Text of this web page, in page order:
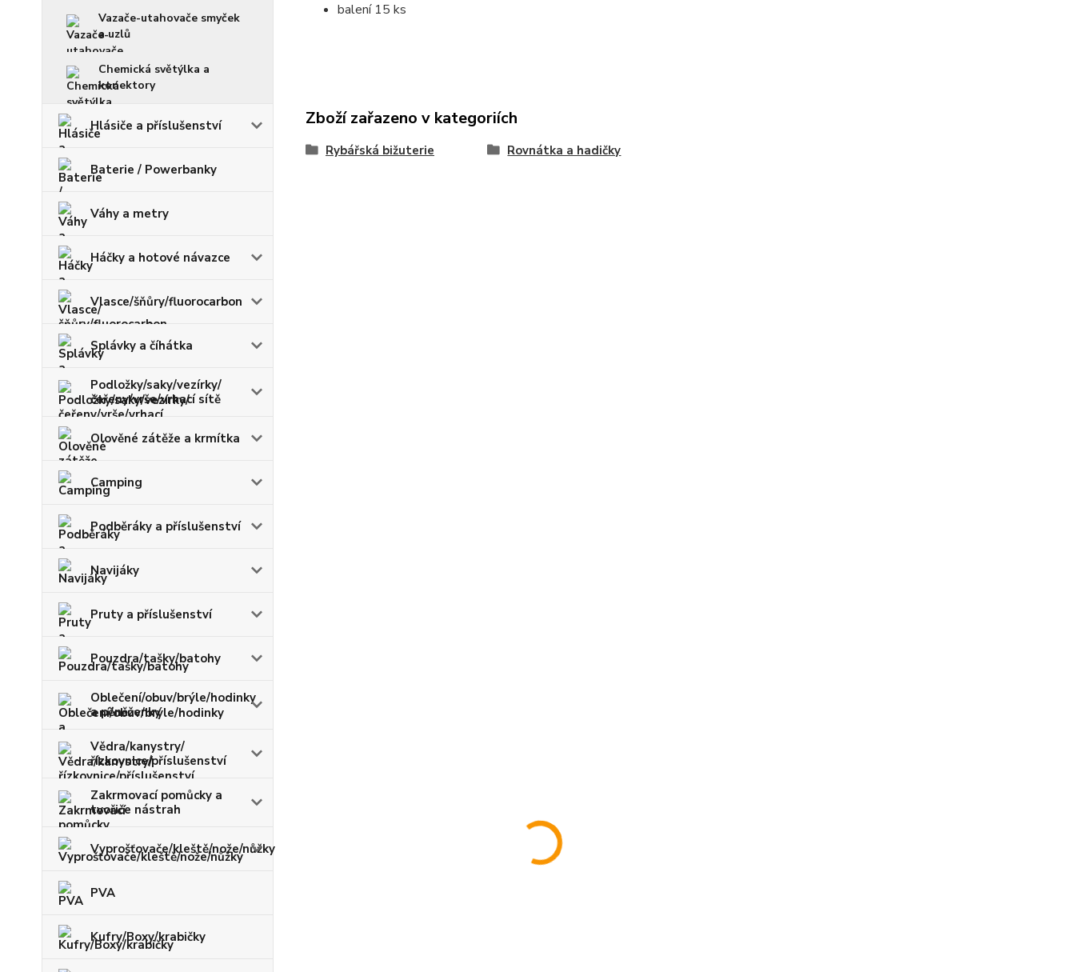
Vazače-utahovače smyček
a uzlů
Chemická světýlka a
konektory
Hlásiče a příslušenství
Baterie / Powerbanky
Váhy a metry
Háčky a hotové návazce
Vlasce/šňůry/fluorocarbon
Splávky a číhátka
Podložky/saky/vezírky/
čeřeny/vrše/vrhací sítě
Olověné zátěže a krmítka
Camping
Podběráky a příslušenství
Navijáky
Pruty a příslušenství
Pouzdra/tašky/batohy
Oblečení/obuv/brýle/hodinky
a pěněženky
Vědra/kanystry/
řízkovnice/příslušenství
Zakrmovací pomůcky a
tvořiče nástrah
Vyprošťovače/kleště/nože/nůžky
PVA
Kufry/Boxy/krabičky
balení 15 ks
Zboží zařazeno v kategoriích
Rybářská bižuterie Rovnátka a hadičky